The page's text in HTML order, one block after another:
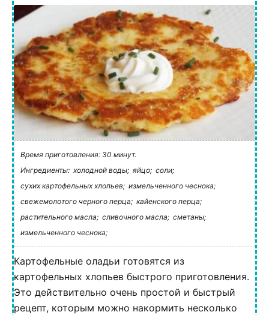
Время приготовления: 30 минут.
Ингредиенты: холодной воды; яйцо; соли;
сухих картофельных хлопьев; измельченного чеснока;
свежемолотого черного перца; кайенского перца;
растительного масла; сливочного масла; сметаны;
измельченного чеснока;
Картофельные оладьи готовятся из
картофельных хлопьев быстрого приготовления.
Это действительно очень простой и быстрый
рецепт, которым можно накормить несколько